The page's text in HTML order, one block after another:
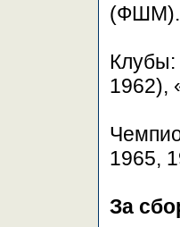
(ФШМ).
1962),
1965,
За